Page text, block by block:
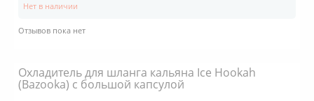
Нет в наличии
Отзывов пока нет
Охладитель для шланга кальяна Ice Hookah
(Bazooka) с большой капсулой